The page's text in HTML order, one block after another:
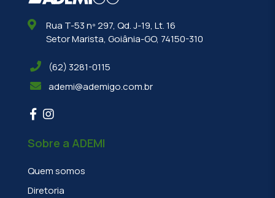
Rua T-53 nº 297, Qd. J-19, Lt. 16
Setor Marista, Goiânia-GO, 74150-310
(62) 3281-0115
ademi@ademigo.com.br
Sobre a ADEMI
Quem somos
Diretoria